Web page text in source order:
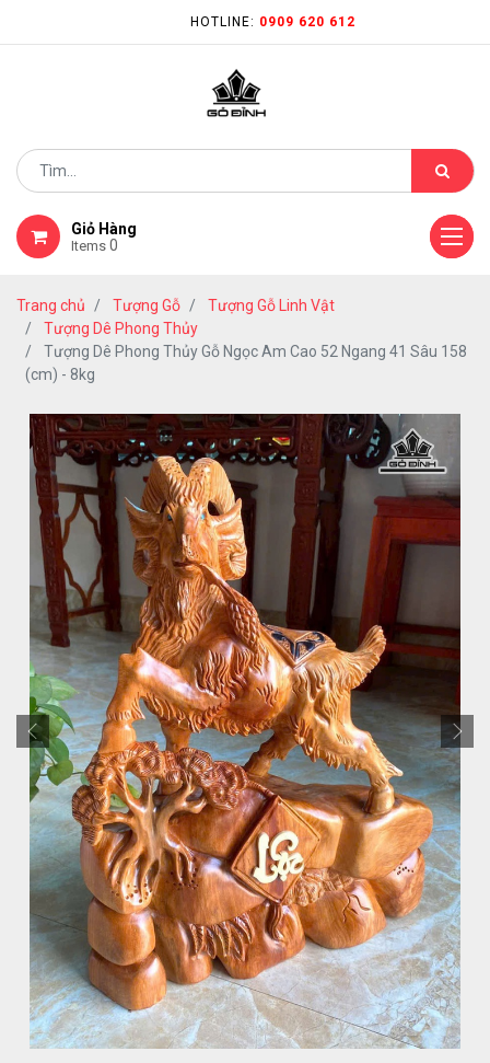
HOTLINE: 0909 620 612
Giỏ Hàng
Items 0
Trang chủ Tượng Gỗ
Tượng Gỗ Linh Vật
Tượng Dê Phong Thủy
Tượng Dê Phong Thủy Gỗ Ngọc Am Cao 52 Ngang 41 Sâu 158
(cm) - 8kg